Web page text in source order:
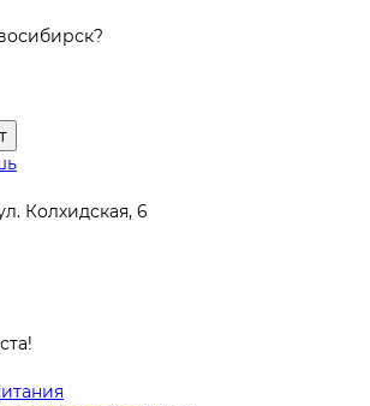
?
Колхидская, 6